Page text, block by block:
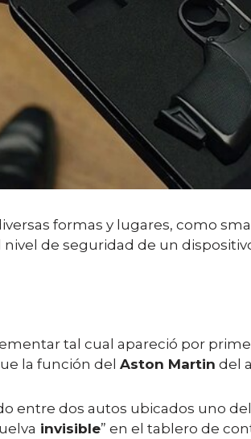
formas y lugares, como
de seguridad de un
tal cual apareció por
la función del Aston Martin del
entre dos autos ubicados uno
invisible” en el tablero de